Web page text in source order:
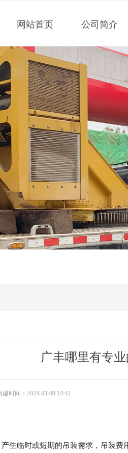
网站首页 公司简介
广丰哪里有专
建时间： 2024-03-09 14:42
产生临时或短期的吊装需求，吊装费